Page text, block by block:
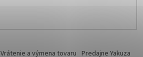
Vrátenie a výmena tovaru Predajne Yakuza